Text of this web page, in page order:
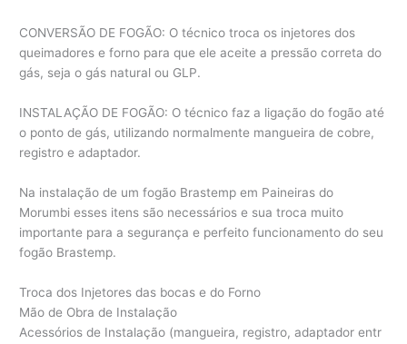
CONVERSÃO DE FOGÃO: O técnico troca os injetores dos
queimadores e forno para que ele aceite a pressão correta do
gás, seja o gás natural ou GLP.
INSTALAÇÃO DE FOGÃO: O técnico faz a ligação do fogão até
o ponto de gás, utilizando normalmente mangueira de cobre,
registro e adaptador.
Na instalação de um fogão Brastemp em Paineiras do
Morumbi esses itens são necessários e sua troca muito
importante para a segurança e perfeito funcionamento do seu
fogão Brastemp.
Troca dos Injetores das bocas e do Forno
Mão de Obra de Instalação
Acessórios de Instalação (mangueira, registro, adaptador entr